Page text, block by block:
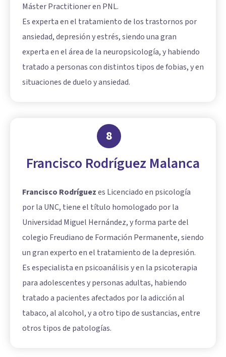
Máster Practitioner en PNL.
Es experta en el tratamiento de los trastornos por
ansiedad, depresión y estrés, siendo una gran
experta en el área de la neuropsicología, y habiendo
tratado a personas con distintos tipos de fobias, y en
situaciones de duelo y ansiedad.
8
Francisco Rodríguez Malanca
Francisco Rodríguezes Licenciado en psicología
por la UNC, tiene el título homologado por la
Universidad Miguel Hernández, y forma parte del
colegio Freudiano de Formación Permanente, siendo
un gran experto en el tratamiento de la depresión.
Es especialista en psicoanálisis y en la psicoterapia
para adolescentes y personas adultas, habiendo
tratado a pacientes afectados por la adicción al
tabaco, al alcohol, y a otro tipo de sustancias, entre
otros tipos de patologías.